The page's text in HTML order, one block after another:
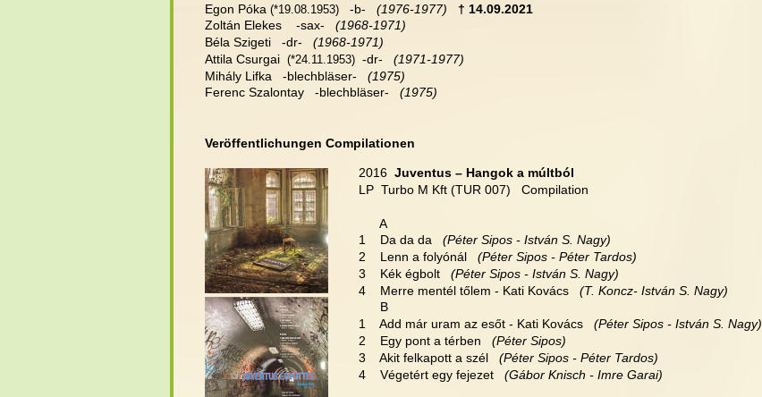
Egon Póka (*19.08.1953)
   -b-
(1976-1977) † 14.09.2021
Zoltán Elekes    -sax- (1968-1971)
Béla Szigeti   -dr- (1968-1971)
Attila Csurgai (*24.11.1953)
  -dr-
(1971-1977)
Mihály Lifka   -blechbläser- (1975)
Ferenc Szalontay   -blechbläser- (1975)
Veröffentlichungen Compilationen
2016 Juventus – Hangok a múltból
LP  Turbo M Kft (TUR 007)   Compilation
      A
1    Da da da (Péter Sipos - István S. Nagy)
2    Lenn a folyónál (Péter Sipos - Péter Tardos)
3    Kék égbolt (Péter Sipos - István S. Nagy)
4    Merre mentél tőlem - Kati Kovács
(T. Koncz- István S. Nagy)
      B
1    Add már uram az esőt - Kati Kovács (Péter Sipos - István S. Nagy)
2    Egy pont a térben
(Péter Sipos)
3    Akit felkapott a szél (Péter Sipos - Péter Tardos)
4    Végetért egy fejezet
(Gábor Knisch - Imre Garai)